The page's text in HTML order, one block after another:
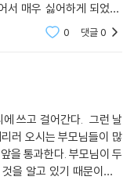
서 매우 싫어하게 되었다.
주황색 땡땡이 우산에 저
0 댓글0
에 쓰고 걸어간다. 그런 날
러 오시는 부모님들이 많
을 통과한다. 부모님이 두
을 알고 있기 때문이다.